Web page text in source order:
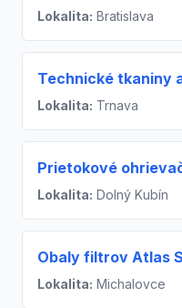
Lokalita: Bratislava
Technické tkaniny
Lokalita: Trnava
Prietokové
Lokalita: Dolný Kubín
Obaly filtrov Atlas
Lokalita: Michalovce